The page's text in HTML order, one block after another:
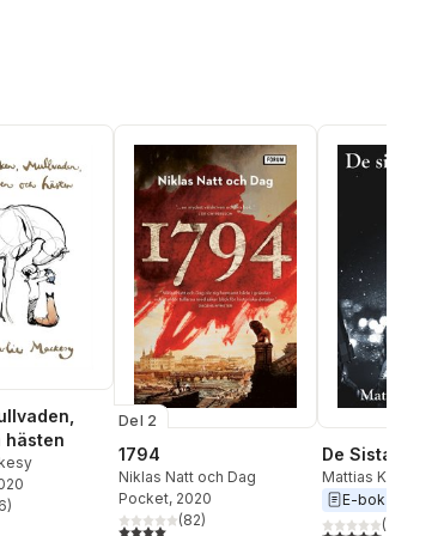
hästen
Totalt antal röster:
)
Del 2
1794
Niklas Natt och Dag
Pocket, 2020
4,0utav 5 stjärnor. Totalt antal röster:
(82)
De Sista
Mattias Kuldkepp
E-bok
(